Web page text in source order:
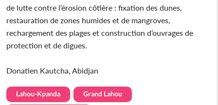
de lutte contre l’érosion côtière : fixation des dunes,
restauration de zones humides et de mangroves,
rechargement des plages et construction d’ouvrages de
protection et de digues.
Donatien Kautcha, Abidjan
Lahou-Kpanda Grand Lahou